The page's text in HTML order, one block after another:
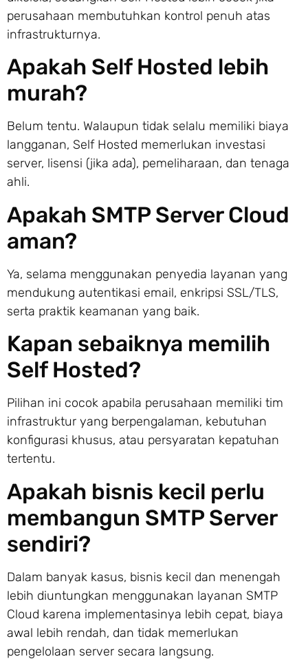
perusahaan membutuhkan kontrol penuh atas
infrastrukturnya.
Apakah Self Hosted lebih
murah?
Belum tentu. Walaupun tidak selalu memiliki biaya
langganan, Self Hosted memerlukan investasi
server, lisensi (jika ada), pemeliharaan, dan tenaga
ahli.
Apakah SMTP Server Cloud
aman?
Ya, selama menggunakan penyedia layanan yang
mendukung autentikasi email, enkripsi SSL/TLS,
serta praktik keamanan yang baik.
Kapan sebaiknya memilih
Self Hosted?
Pilihan ini cocok apabila perusahaan memiliki tim
infrastruktur yang berpengalaman, kebutuhan
konfigurasi khusus, atau persyaratan kepatuhan
tertentu.
Apakah bisnis kecil perlu
membangun SMTP Server
sendiri?
Dalam banyak kasus, bisnis kecil dan menengah
lebih diuntungkan menggunakan layanan SMTP
Cloud karena implementasinya lebih cepat, biaya
awal lebih rendah, dan tidak memerlukan
pengelolaan server secara langsung.